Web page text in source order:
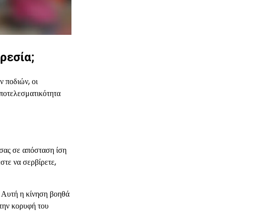
ποδιών, οι
σε απόσταση ίση
να σερβίρετε,
Αυτή η κίνηση βοηθά
κορυφή του